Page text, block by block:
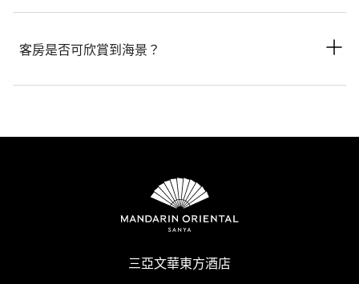
臥池畔聯排別墅和嬉水聞濤閣。此外，觀海兩居室別墅和南海兩
居室別墅等別墅房型亦擁有專屬的私人泳池。
客房是否可欣賞到海景？
三亞文華東方酒店